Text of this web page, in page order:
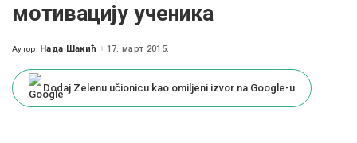
мотивацију ученика
Posted
Аутор: Нада Шакић 17. март 2015.
Dodaj Zelenu učionicu kao omiljeni izvor na Google-u